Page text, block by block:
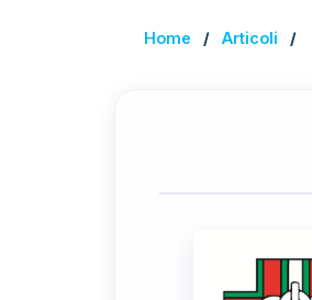
Home / Articoli /